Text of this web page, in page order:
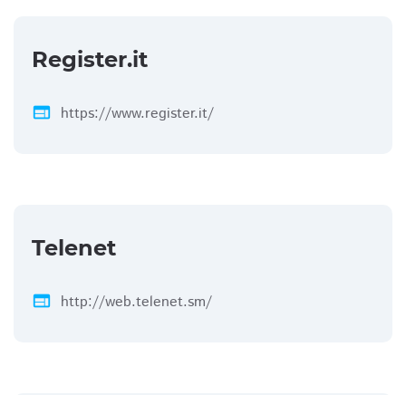
Register.it
web https://www.register.it/
Telenet
web http://web.telenet.sm/